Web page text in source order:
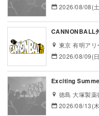
2026/08/08(
CANNONBALL
東京 有明アリ
2026/08/09(
Exciting
徳島 大塚製
2026/08/13(